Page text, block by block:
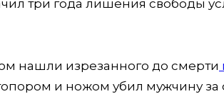
три года лишения свободы
нашли изрезанного до смерти
и ножом убил мужчину за